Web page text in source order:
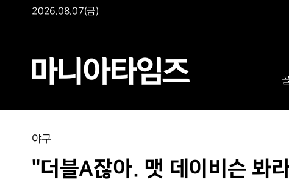
2026.08.07(금)
야구
"더블A잖아. 맷 데이비슨 봐